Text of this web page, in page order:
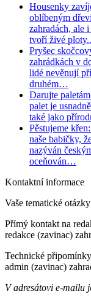
Housenky
oblíbeným
zahradách, ale
tvoří živé
Pryšec
zahrádkách v
lidé nevěnují
druhém…
Darujte
palet je
také jako
Pěstujeme
naše babičky,
nazýván
oceňován…
Kontaktní informace
Vaše tematické
Přímý kontakt na
redakce (zavinac)
Technické
admin (zavinac)
V adresátovi e-mailu